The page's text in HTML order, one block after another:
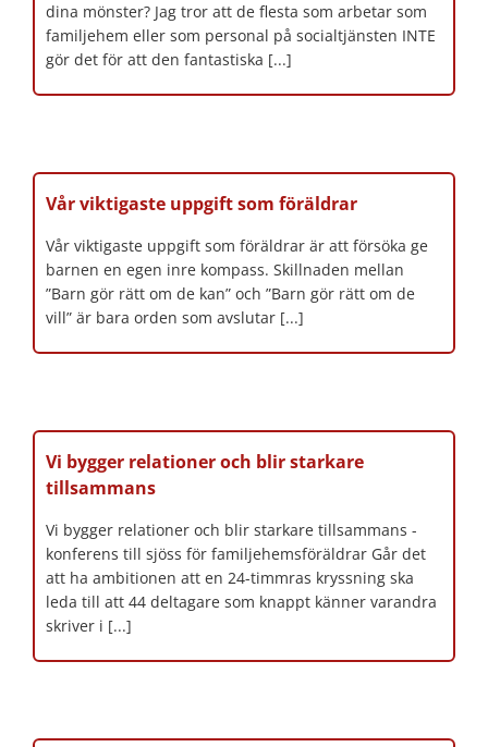
dina mönster? Jag tror att de flesta som arbetar som
familjehem eller som personal på socialtjänsten INTE
gör det för att den fantastiska [...]
Vår viktigaste uppgift som föräldrar
Vår viktigaste uppgift som föräldrar är att försöka ge
barnen en egen inre kompass. Skillnaden mellan
”Barn gör rätt om de kan” och ”Barn gör rätt om de
vill” är bara orden som avslutar [...]
Vi bygger relationer och blir starkare
tillsammans
Vi bygger relationer och blir starkare tillsammans -
konferens till sjöss för familjehemsföräldrar Går det
att ha ambitionen att en 24-timmras kryssning ska
leda till att 44 deltagare som knappt känner varandra
skriver i [...]